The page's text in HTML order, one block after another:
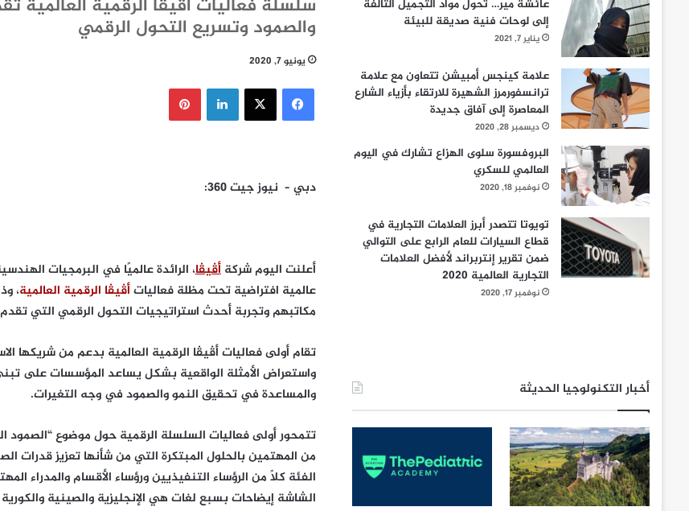
سلسلة فعاليات أڤيڤا الرقمية العالمية
والصمود وتسريع التحول الرقمي
يونيو 7, 2020
فيسبوك ‫X لينكدإن
دبي – نيوز جيت 360:
أعلنت اليوم شركةأڤيڤا، الرائدة عالميًا في البرمجيات
عالمية افتراضية تحت مظلة فعالياتأڤيڤا الرقمية العالمية، وذلك
مكاتبهم وتجربة أحدث استراتيجيات التحول الرقمي التي تقدم
تقام أولى فعاليات أڤيڤا الرقمية العالمية بدعم من شريكها
واستعراض الأمثلة الواقعية بشكل يساعد المؤسسات على
والمساعدة في تحقيق النمو والصمود في وجه التغيرات.
تتمحور أولى فعاليات السلسلة الرقمية حول موضوع
من المهتمين بالحلول المبتكرة التي من شأنها تعزيز
الفئة كلًا من الرؤساء التنفيذيين ورؤساء الأقسام
الشاشة إيضاحات بسبع لغات هي الإنجليزية والصينية والكورية
عائشة مير… تحول مواد التجميل التالفة
إلى لوحات فنية صديقة للبيئة
يناير 7, 2021
علامة كينجس أمبيشن تتعاون مع علامة
ترانسفورمرز الشهيرة للارتقاء بأزياء الشارع
المعاصرة إلى آفاق جديدة
ديسمبر 28, 2020
البروفسورة سلوى الهزاع تشارك في اليوم
العالمي للسكري
نوفمبر 18, 2020
تويوتا تتصدر أبرز العلامات التجارية في
قطاع السيارات للعام الرابع على التوالي
ضمن تقرير إنتربراند لأفضل العلامات
التجارية العالمية 2020
نوفمبر 17, 2020
أخبار التكنولوجيا الحديثة